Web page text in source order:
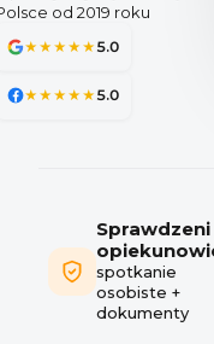
od 2019 roku
★ ★ ★ ★ ★ 5.0
★ ★ ★ ★ ★ 5.0
Sprawdzeni
spotkanie
osobiste +
dokumenty